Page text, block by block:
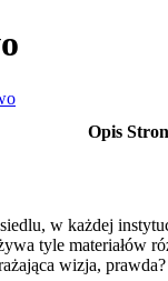
Opis
w każdej
tyle materiałów
wizja, prawda?